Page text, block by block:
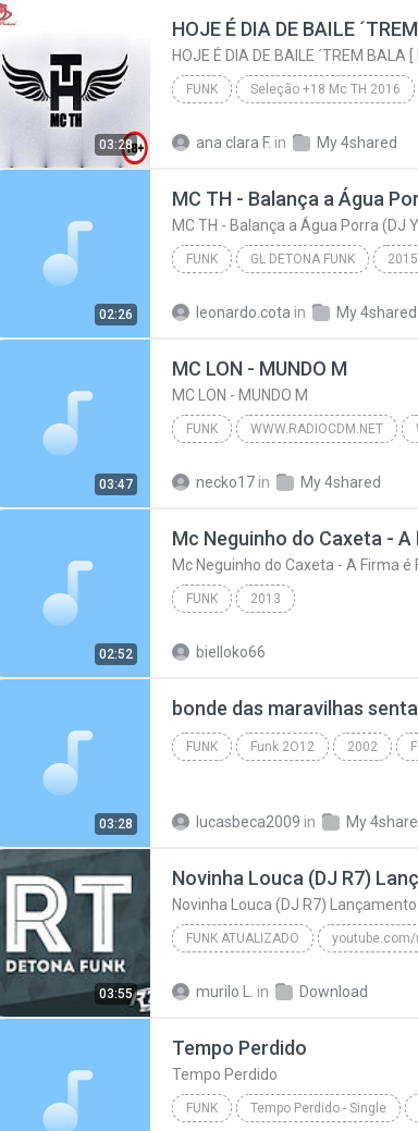
03:28
FUNK Seleção +18 Mc TH 2016
ana clara F. in My 4shared
02:26
FUNK GL DETONA FUNK 2015
leonardo.cota in My 4shared
03:47
MC LON - MUNDO M
MC LON - MUNDO M
FUNK WWW.RADIOCDM.NET
necko17 in My 4shared
02:52
FUNK 2013
bielloko66
03:28
FUNK Funk 2O12 2002
lucasbeca2009 in My
03:55
Novinha Louca (DJ R7)
Novinha Louca (DJ R7)
FUNK ATUALIZADO
murilo L. in Download
Tempo Perdido
Tempo Perdido
FUNK Tempo Perdido - Single